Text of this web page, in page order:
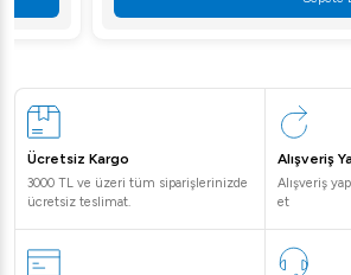
Ücretsiz Kargo
3000 TL ve üzeri tüm siparişlerinizde
ücretsiz teslimat.
Alışveriş
Alışveriş
et